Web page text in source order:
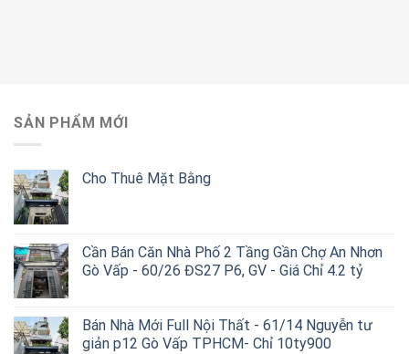
SẢN PHẨM MỚI
Cho Thuê Mặt Bằng
Cần Bán Căn Nhà Phố 2 Tầng Gần Chợ An Nhơn
Gò Vấp - 60/26 ĐS27 P6, GV - Giá Chỉ 4.2 tỷ
Bán Nhà Mới Full Nội Thất - 61/14 Nguyễn tư
giản p12 Gò Vấp TPHCM- Chỉ 10ty900